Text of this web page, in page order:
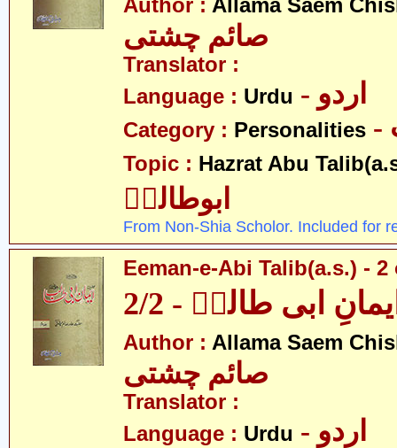
Author : Allama Saem
صائم چشتی
Translator :
Language : Urdu - اردو
Category : Personalities
Topic : Hazrat Abu
ابوطالبؑ
From Non-Shia Scholor. Included for
Eeman-e-Abi Talib(a.s.) - 2
ابی طالبؑ - 2/2
Author : Allama Saem
صائم چشتی
Translator :
Language : Urdu - اردو